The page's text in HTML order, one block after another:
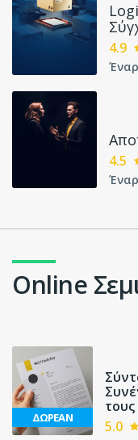
4.9
4.5
Online
ΔΩΡΕΑΝ
5.0